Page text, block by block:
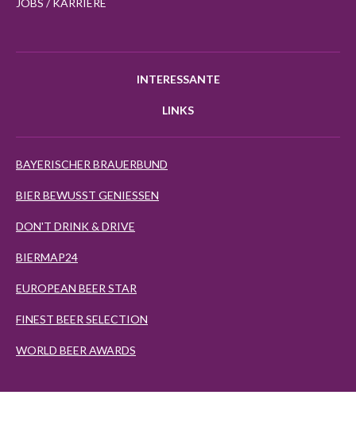
JOBS / KARRIERE
INTERESSANTE
LINKS
BAYERISCHER BRAUERBUND
BIER BEWUSST GENIESSEN
DON'T DRINK & DRIVE
BIERMAP24
EUROPEAN BEER STAR
FINEST BEER SELECTION
WORLD BEER AWARDS